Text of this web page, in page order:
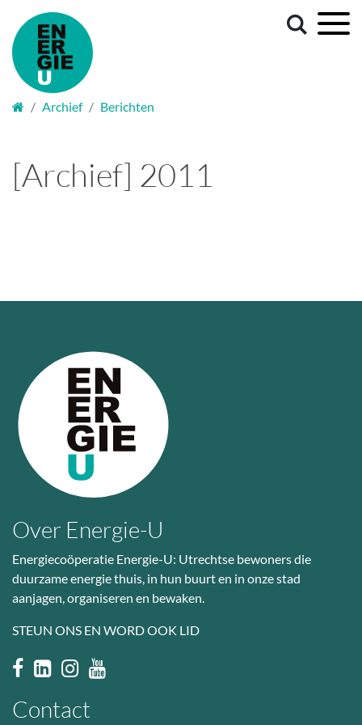
Welkom
Archief Berichten
[Archief] 2011
Over Energie-U
Energiecoöperatie Energie-U: Utrechtse bewoners die
duurzame energie thuis, in hun buurt en in onze stad
aanjagen, organiseren en bewaken.
STEUN ONS EN WORD OOK LID
Contact